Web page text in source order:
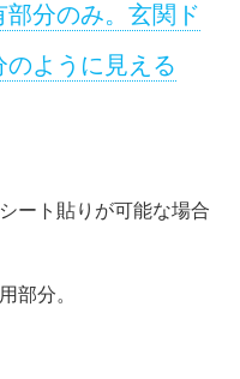
分のみ。玄関ド
ように見える
ート貼りが可能な場合
部分。